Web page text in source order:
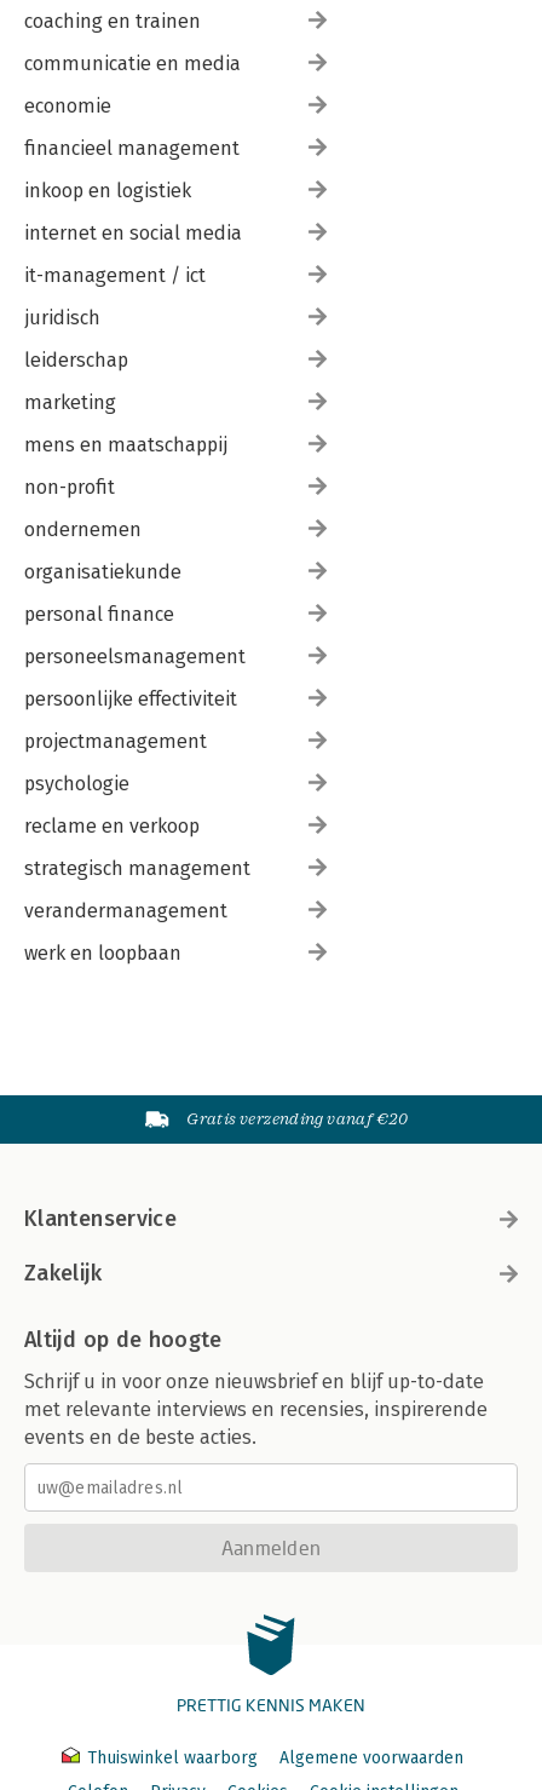
coaching en trainen
communicatie en media
economie
financieel management
inkoop en logistiek
internet en social media
it-management / ict
juridisch
leiderschap
marketing
mens en maatschappij
non-profit
ondernemen
organisatiekunde
personal finance
personeelsmanagement
persoonlijke effectiviteit
projectmanagement
psychologie
reclame en verkoop
strategisch management
verandermanagement
werk en loopbaan
Gratis verzending vanaf €20
Klantenservice
Zakelijk
Altijd op de hoogte
Schrijf u in voor onze nieuwsbrief en blijf up-to-date
met relevante interviews en recensies, inspirerende
events en de beste acties.
Aanmelden
PRETTIG KENNIS MAKEN
Thuiswinkel waarborg
Algemene voorwaarden